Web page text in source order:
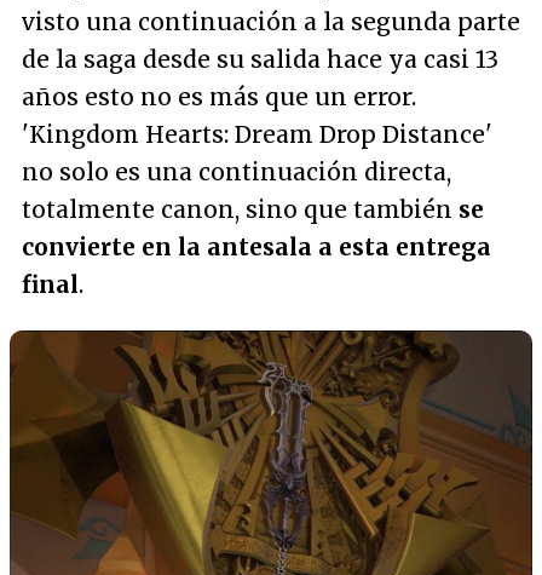
visto una continuación a la segunda parte
de la saga desde su salida hace ya casi 13
años esto no es más que un error.
'Kingdom Hearts: Dream Drop Distance'
no solo es una continuación directa,
totalmente canon, sino que también se
convierte en la antesala a esta entrega
final.